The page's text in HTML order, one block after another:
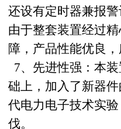
还设有定时器兼报
由于整套装置经过
障，产品性能优良
7、先进性强：本
础上，加入了新器
代电力电子技术实
伐。